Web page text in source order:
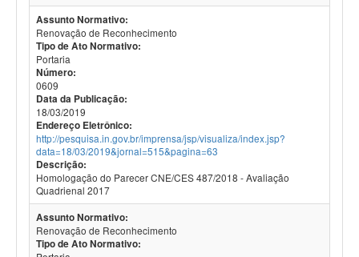
Assunto Normativo:
Renovação de Reconhecimento
Tipo de Ato Normativo:
Portaria
Número:
0609
Data da Publicação:
18/03/2019
Endereço Eletrônico:
http://pesquisa.in.gov.br/imprensa/jsp/visualiza/index.jsp?
data=18/03/2019&jornal=515&pagina=63
Descrição:
Homologação do Parecer CNE/CES 487/2018 - Avaliação
Quadrienal 2017
Assunto Normativo:
Renovação de Reconhecimento
Tipo de Ato Normativo: